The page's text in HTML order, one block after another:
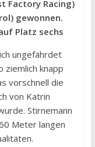
Factory Racing)
gewonnen.
Platz sechs
ungefährdet
ziemlich knapp
vorschnell die
von Katrin
Stirnemann
Meter langen